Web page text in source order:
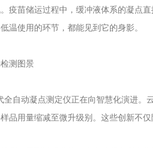
疫苗储运过程中，缓冲液体系的凝点
温使用的环节，都能见到它的身影。
测图景
自动凝点测定仪正在向智慧化演进
品用量缩减至微升级别。这些创新不